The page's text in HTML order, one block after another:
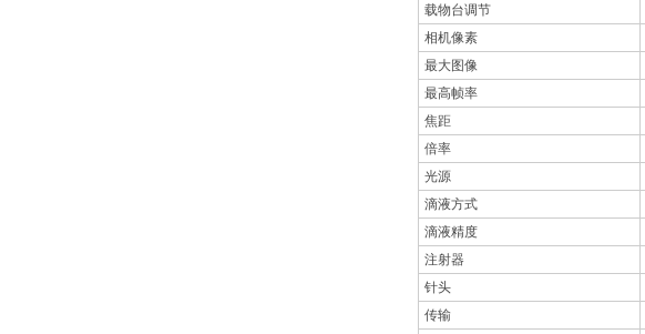
载物台调节
相机像素
最大图像
最高帧率
焦距
倍率
光源
滴液方式
滴液精度
注射器
针头
传输